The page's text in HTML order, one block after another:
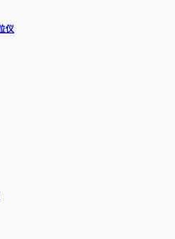
仪